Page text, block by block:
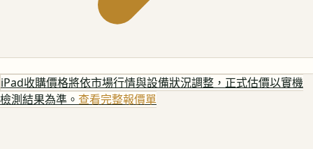
iPad收購價格將依市場行情與設備狀況調整，正式估價以實機
檢測結果為準。 查看完整報價單